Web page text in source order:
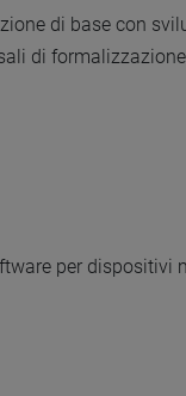
di base con
di
per dispositivi